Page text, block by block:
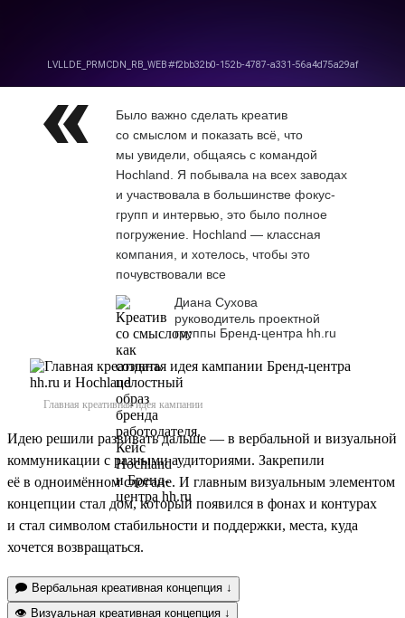
Было важно сделать креатив
со смыслом и показать всё, что
мы увидели, общаясь с командой
Hochland. Я побывала на всех заводах
и участвовала в большинстве фокус-
групп и интервью, это было полное
погружение. Hochland — классная
компания, и хотелось, чтобы это
почувствовали все
Диана Сухова
руководитель проектной
группы Бренд-центра hh.ru
Главная креативная идея кампании
Идею решили развивать дальше — в вербальной и визуальной
коммуникации с разными аудиториями. Закрепили
её в одноимённом слогане. И главным визуальным элементом
концепции стал дом, который появился в фонах и контурах
и стал символом стабильности и поддержки, места, куда
хочется возвращаться.
🗩 Вербальная креативная концепция ↓
👁 Визуальная креативная концепция ↓